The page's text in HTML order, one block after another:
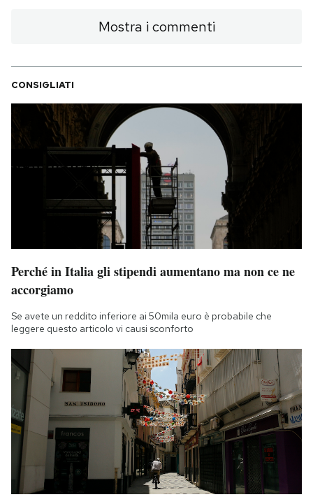
Mostra i commenti
CONSIGLIATI
Perché in Italia gli stipendi aumentano ma non ce ne
accorgiamo
Se avete un reddito inferiore ai 50mila euro è probabile che
leggere questo articolo vi causi sconforto